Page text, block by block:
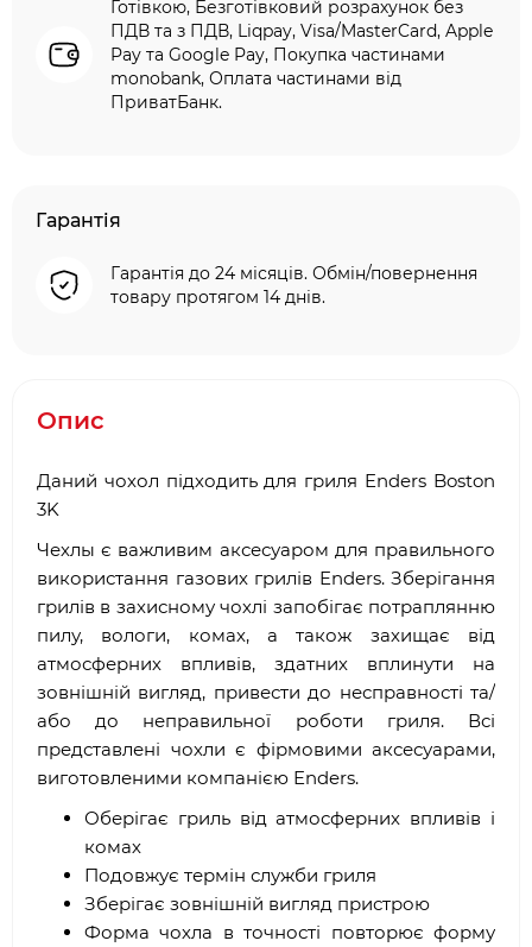
Готівкою, Безготівковий розрахунок без
ПДВ та з ПДВ, Liqpay, Visa/MasterCard, Apple
Pay та Google Pay, Покупка частинами
monobank, Оплата частинами від
ПриватБанк.
Гарантія
Гарантія до 24 місяців. Обмін/повернення
товару протягом 14 днів.
Опис
Даний чохол підходить для гриля Enders Boston
3K
Чехлы є важливим аксесуаром для правильного
використання газових грилів Enders. Зберігання
грилів в захисному чохлі запобігає потраплянню
пилу, вологи, комах, а також захищає від
атмосферних впливів, здатних вплинути на
зовнішній вигляд, привести до несправності та/
або до неправильної роботи гриля. Всі
представлені чохли є фірмовими аксесуарами,
виготовленими компанією Enders.
Оберігає гриль від атмосферних впливів і
комах
Подовжує термін служби гриля
Зберігає зовнішній вигляд пристрою
Форма чохла в точності повторює форму